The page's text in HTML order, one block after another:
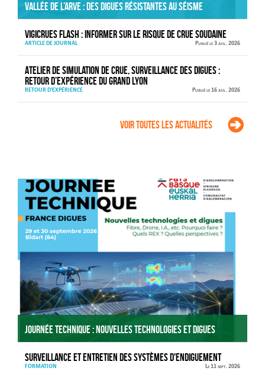
Vallée de l’Arve : des digues résistantes au séisme
VIGICRUES FLASH : informer sur le risque de crue soudaine
ARTICLE DE JOURNAL Publié le 3 juil. 2026
Atelier de simulation de crue, surveillance des digues :
retour d’expérience du Grand Lyon
RETOUR D'EXPÉRIENCE Publié le 16 juil. 2026
Voir toutes les actualités
Journée technique : Nouvelles technologies et digues
Surveillance et entretien des systèmes d'endiguement
FORMATION Le 11 sept. 2026